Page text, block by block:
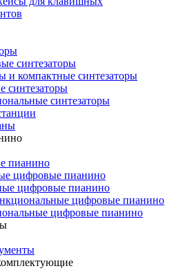
синтезаторы
и компактные синтезаторы
синтезаторы
синтезаторы
пианино
цифровые пианино
цифровые пианино
цифровые пианино
цифровые пианино